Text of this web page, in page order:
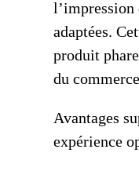
l’impression
adaptées.
produit
du
Avantages
expérience